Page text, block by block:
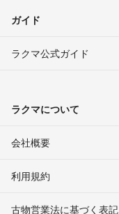
ガイド
ラクマ公式ガイド
ラクマについて
会社概要
利用規約
古物営業法に基づく表記